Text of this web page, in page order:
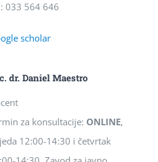
033 564 646
scholar
dr. Daniel Maestro
za konsultacije: ONLINE,
12:00-14:30 i četvrtak